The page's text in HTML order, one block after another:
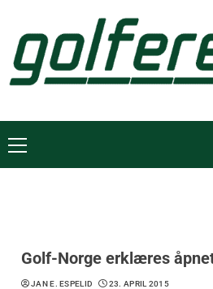
Golf-Norge erklæres
JAN E. ESPELID 23. APRIL 2015